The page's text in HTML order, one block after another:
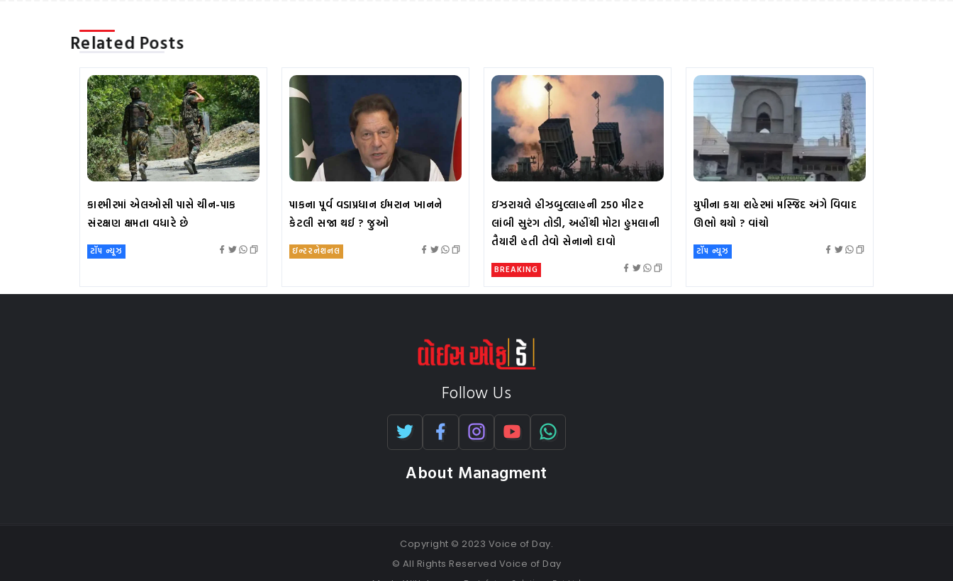
Related Posts
કાશ્મીરમાં એલઓસી પાસે ચીન-પાક
સંરક્ષણ ક્ષમતા વધારે છે
ટૉપ ન્યૂઝ
પાકના પૂર્વ વડાપ્રધાન ઈમરાન ખાનને
કેટલી સજા થઈ ? જુઓ
ઇન્ટરનેશનલ
ઇઝરાયલે હીઝબુલ્લાહની 250 મીટર
લાંબી સુરંગ તોડી, અહીંથી મોટા હુમલાની
તૈયારી હતી તેવો સેનાનો દાવો
BREAKING
યુપીના કયા શહેરમાં મસ્જિદ અંગે વિવાદ
ઊભો થયો ? વાંચો
ટૉપ ન્યૂઝ
Follow Us
About Managment
Copyright © 2023 Voice of Day.
© All Rights Reserved Voice of Day